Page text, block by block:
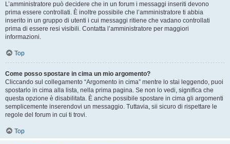
L’amministratore può decidere che in un forum i messaggi inseriti devono
prima essere controllati. È inoltre possibile che l’amministratore ti abbia
inserito in un gruppo di utenti i cui messaggi ritiene che vadano controllati
prima di essere resi visibili. Contatta l’amministratore per maggiori
informazioni.
Top
Come posso spostare in cima un mio argomento?
Cliccando sul collegamento “Argomento in cima” mentre lo stai leggendo, puoi
spostarlo in cima alla lista, nella prima pagina. Se non lo vedi, significa che
questa opzione è disabilitata. È anche possibile spostare in cima gli argomenti
semplicemente inserendovi un messaggio. Tuttavia, sii sicuro di rispettare le
regole del forum in cui ti trovi.
Top